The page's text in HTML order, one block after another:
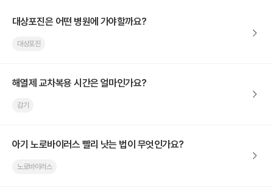
대상포진은 어떤 병원에 가야할까요?
대상포진
해열제 교차복용 시간은 얼마인가요?
감기
아기 노로바이러스 빨리 낫는 법이 무엇인가요?
노로바이러스